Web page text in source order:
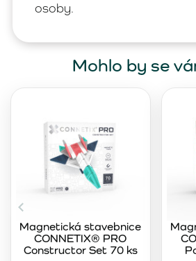
osoby.
Mohlo by se
Magnetická stavebnice
CONNETIX® PRO
Constructor Set 70 ks